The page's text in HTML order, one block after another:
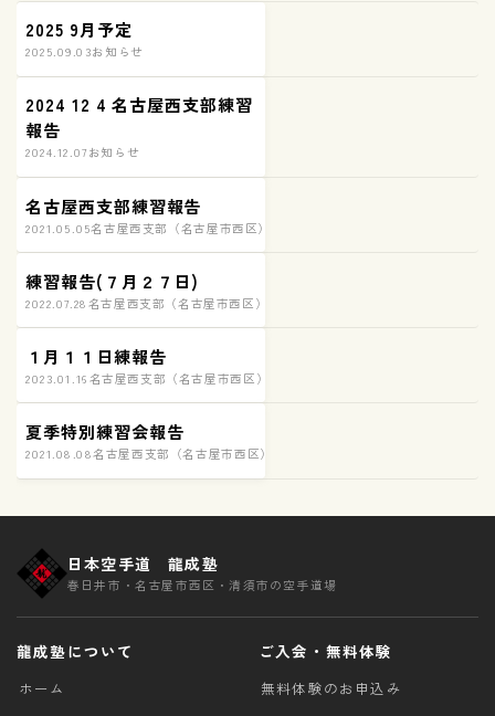
2025 9月予定
2025.09.03お知らせ
2024 12 4 名古屋西支部練習
報告
2024.12.07お知らせ
名古屋西支部練習報告
2021.05.05名古屋西支部（名古屋市西区）練習の様子
練習報告(７月２７日)
2022.07.28名古屋西支部（名古屋市西区）練習の様子
１月１１日練報告
2023.01.16名古屋西支部（名古屋市西区）練習の様子
夏季特別練習会報告
2021.08.08名古屋西支部（名古屋市西区）練習の様子
日本空手道 龍成塾
春日井市・名古屋市西区・清須市の空手道場
龍成塾について
ホーム
ご入会・無料体験
無料体験のお申込み